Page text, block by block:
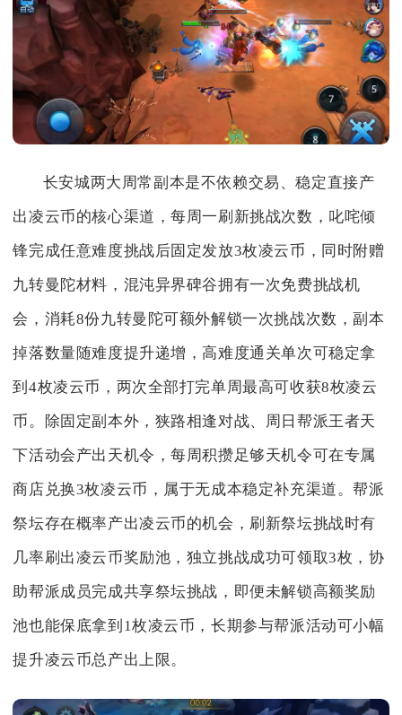
长安城两大周常副本是不依赖交易、稳定直接产
出凌云币的核心渠道，每周一刷新挑战次数，叱咤倾
锋完成任意难度挑战后固定发放3枚凌云币，同时附赠
九转曼陀材料，混沌异界碑谷拥有一次免费挑战机
会，消耗8份九转曼陀可额外解锁一次挑战次数，副本
掉落数量随难度提升递增，高难度通关单次可稳定拿
到4枚凌云币，两次全部打完单周最高可收获8枚凌云
币。除固定副本外，狭路相逢对战、周日帮派王者天
下活动会产出天机令，每周积攒足够天机令可在专属
商店兑换3枚凌云币，属于无成本稳定补充渠道。帮派
祭坛存在概率产出凌云币的机会，刷新祭坛挑战时有
几率刷出凌云币奖励池，独立挑战成功可领取3枚，协
助帮派成员完成共享祭坛挑战，即便未解锁高额奖励
池也能保底拿到1枚凌云币，长期参与帮派活动可小幅
提升凌云币总产出上限。